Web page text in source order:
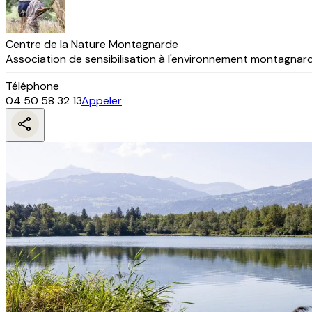
Centre de la Nature Montagnarde
Association de sensibilisation à l'environnement
Téléphone
04 50 58 32 13Appeler